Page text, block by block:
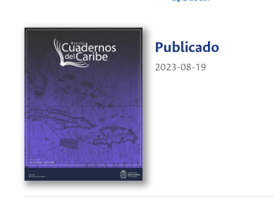
Publicado
2023-08-19